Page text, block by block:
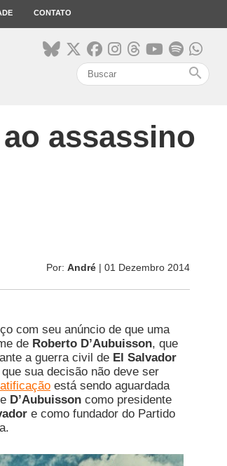
CONTATO
search
assassino
Por: André| 01 Dezembro 2014
com seu anúncio de que uma
de Roberto D’Aubuisson, que
a guerra civil de El Salvador
sua decisão não deve ser
está sendo aguardada
D’Aubuissoncomo presidente
e como fundador do Partido